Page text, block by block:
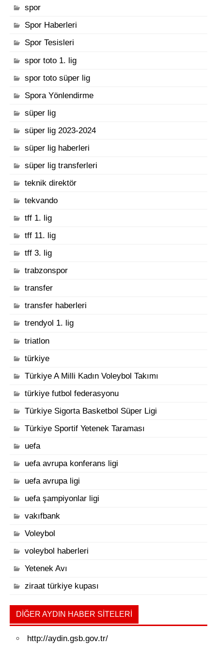
spor
Spor Haberleri
Spor Tesisleri
spor toto 1. lig
spor toto süper lig
Spora Yönlendirme
süper lig
süper lig 2023-2024
süper lig haberleri
süper lig transferleri
teknik direktör
tekvando
tff 1. lig
tff 11. lig
tff 3. lig
trabzonspor
transfer
transfer haberleri
trendyol 1. lig
triatlon
türkiye
Türkiye A Milli Kadın Voleybol Takımı
türkiye futbol federasyonu
Türkiye Sigorta Basketbol Süper Ligi
Türkiye Sportif Yetenek Taraması
uefa
uefa avrupa konferans ligi
uefa avrupa ligi
uefa şampiyonlar ligi
vakıfbank
Voleybol
voleybol haberleri
Yetenek Avı
ziraat türkiye kupası
DIĞER AYDIN HABER SITELERI
http://aydin.gsb.gov.tr/